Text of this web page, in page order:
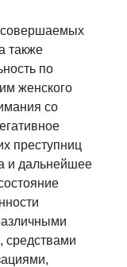
совершаемых
также
по
женского
со
преступниц
и дальнейшее
средствами